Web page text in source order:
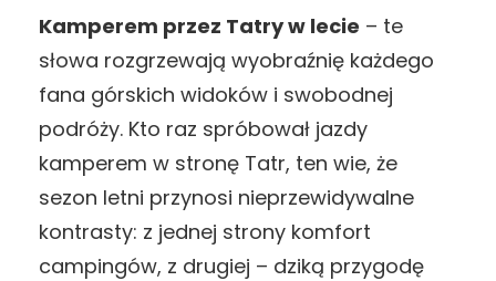
Kamperem przez Tatry w lecie – te
słowa rozgrzewają wyobraźnię każdego
fana górskich widoków i swobodnej
podróży. Kto raz spróbował jazdy
kamperem w stronę Tatr, ten wie, że
sezon letni przynosi nieprzewidywalne
kontrasty: z jednej strony komfort
campingów, z drugiej – dziką przygodę